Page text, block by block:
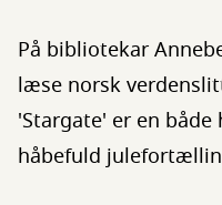
På bibliotekar
læse norsk
'Stargate' er en
håbefuld